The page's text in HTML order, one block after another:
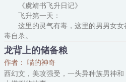
《虞靖书飞升日记》
飞升第一天：
这里的灵气有毒，这里的男男女女
毒自杀。
第二天：
进入魔法学校学本地语言，好多人
矜持！姑娘的信有234封，男人的信有
第九天：
龙背上的储备粮
作者： 喵的神奇
西幻文，美攻强受，一头异种族男神